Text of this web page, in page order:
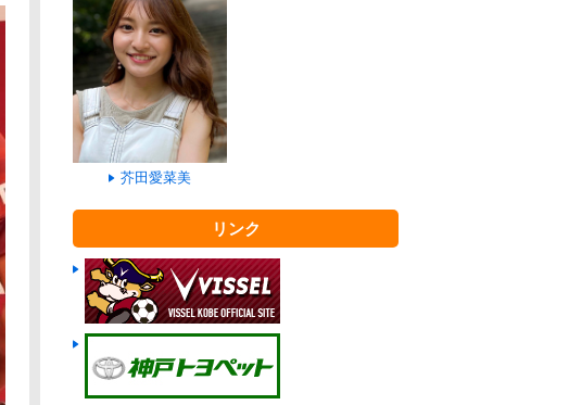
芥田愛菜美
リンク